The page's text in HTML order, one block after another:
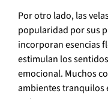
Por otro lado, las
popularidad por sus
incorporan esencias
estimulan los
emocional. Muchos
ambientes tranquilos